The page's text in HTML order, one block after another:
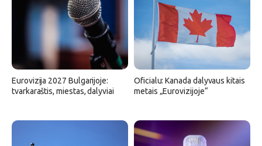
Eurovizija 2027 Bulgarijoje:
tvarkaraštis, miestas, dalyviai
Oficialu: Kanada dalyvaus kitais
metais „Eurovizijoje“